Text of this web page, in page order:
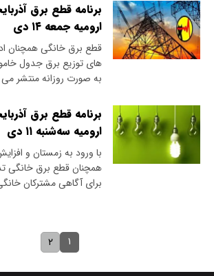
برنامه قطع برق
ارومیه جمعه ۱۴ دی
قطع برق خانگی همچنان
های توزیع برق جدول
به صورت روزانه منتشر می
برنامه قطع برق
ارومیه سه‌شنبه ۱۱ دی
با ورود به زمستان و
همچنان قطع برق خانگی
برای آگاهی مشترکان
۱ ۲